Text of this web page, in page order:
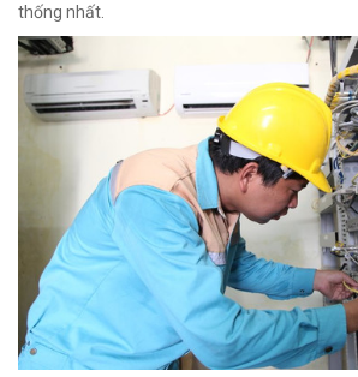
thống nhất.